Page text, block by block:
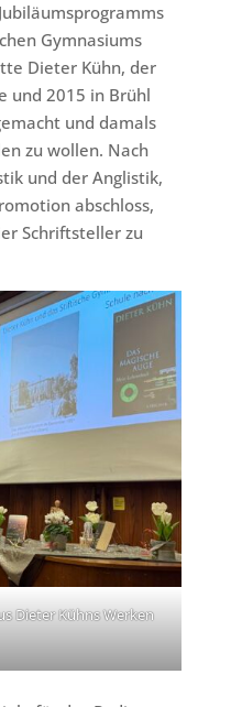
Gymnasiums
Dieter Kühn, der
und 2015 in Brühl
und damals
zu wollen. Nach
und der Anglistik,
abschloss,
Schriftsteller zu
Dieter Kühns Werken